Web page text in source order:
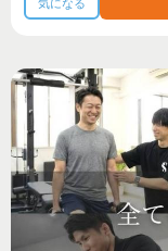
気になる